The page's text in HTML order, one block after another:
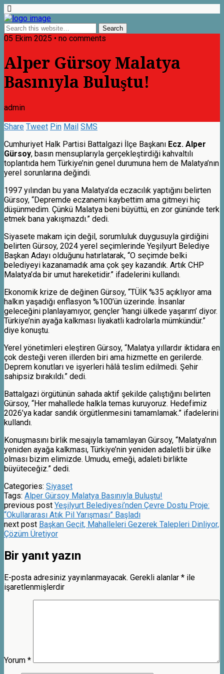
05 Ekim 2025 • no comments
Alper Gürsoy Malatya
Basınıyla Buluştu!
admin
Share Tweet Pin Mail SMS
Cumhuriyet Halk Partisi Battalgazi İlçe Başkanı Ecz. Alper
Gürsoy, basın mensuplarıyla gerçekleştirdiği kahvaltılı
toplantıda hem Türkiye’nin genel durumuna hem de Malatya’nın
yerel sorunlarına değindi.
1997 yılından bu yana Malatya’da eczacılık yaptığını belirten
Gürsoy, “Depremde eczanemi kaybettim ama gitmeyi hiç
düşünmedim. Çünkü Malatya beni büyüttü, en zor gününde terk
etmek bana yakışmazdı.” dedi.
Siyasete makam için değil, sorumluluk duygusuyla girdiğini
belirten Gürsoy, 2024 yerel seçimlerinde Yeşilyurt Belediye
Başkan Adayı olduğunu hatırlatarak, “O seçimde belki
belediyeyi kazanamadık ama çok şey kazandık. Artık CHP
Malatya’da bir umut hareketidir.” ifadelerini kullandı.
Ekonomik krize de değinen Gürsoy, “TÜİK %35 açıklıyor ama
halkın yaşadığı enflasyon %100’ün üzerinde. İnsanlar
geleceğini planlayamıyor, gençler ‘hangi ülkede yaşarım’ diyor.
Türkiye’nin ayağa kalkması liyakatli kadrolarla mümkündür.”
diye konuştu.
Yerel yönetimleri eleştiren Gürsoy, “Malatya yıllardır iktidara en
çok desteği veren illerden biri ama hizmette en gerilerde.
Deprem konutları ve işyerleri hâlâ teslim edilmedi. Şehir
sahipsiz bırakıldı.” dedi.
Battalgazi örgütünün sahada aktif şekilde çalıştığını belirten
Gürsoy, “Her mahallede halkla temas kuruyoruz. Hedefimiz
2026’ya kadar sandık örgütlenmesini tamamlamak.” ifadelerini
kullandı.
Konuşmasını birlik mesajıyla tamamlayan Gürsoy, “Malatya’nın
yeniden ayağa kalkması, Türkiye’nin yeniden adaletli bir ülke
olması bizim elimizde. Umudu, emeği, adaleti birlikte
büyüteceğiz.” dedi.
Categories: Siyaset
Tags: Alper Gürsoy Malatya Basınıyla Buluştu!
previous post Yeşilyurt Belediyesi’nden Çevre Dostu Proje:
“Okullararası Atık Pil Yarışması” Başladı
next post Başkan Geçit, Mahalleleri Gezerek Talepleri Dinliyor,
Çözüm Üretiyor
Bir yanıt yazın
E-posta adresiniz yayınlanmayacak. Gerekli alanlar * ile
işaretlenmişlerdir
Yorum *